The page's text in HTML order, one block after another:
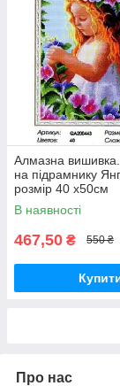
Алмазна
на підрамнику
розмір 40 x50см
В наявності
467,50 ₴ 550 ₴
Про нас